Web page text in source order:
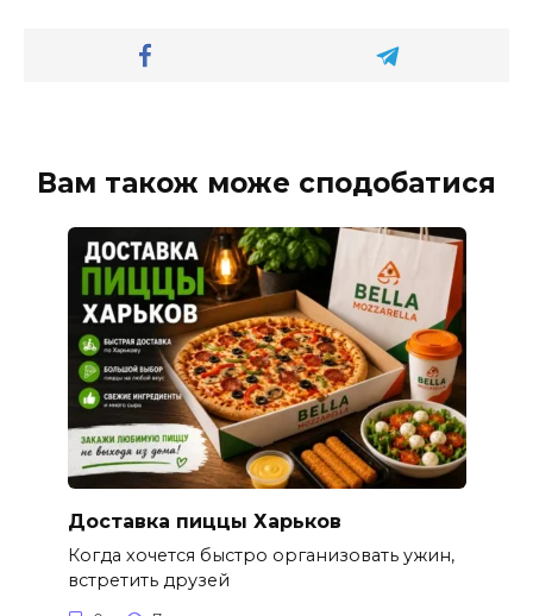
Вам також може сподобатися
Доставка пиццы Харьков
Когда хочется быстро организовать ужин,
встретить друзей